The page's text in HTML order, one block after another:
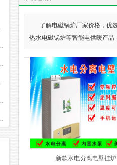
了解电磁锅炉厂家价格，优
热水电磁锅炉等智能电供暖产
新款水电分离电壁挂炉